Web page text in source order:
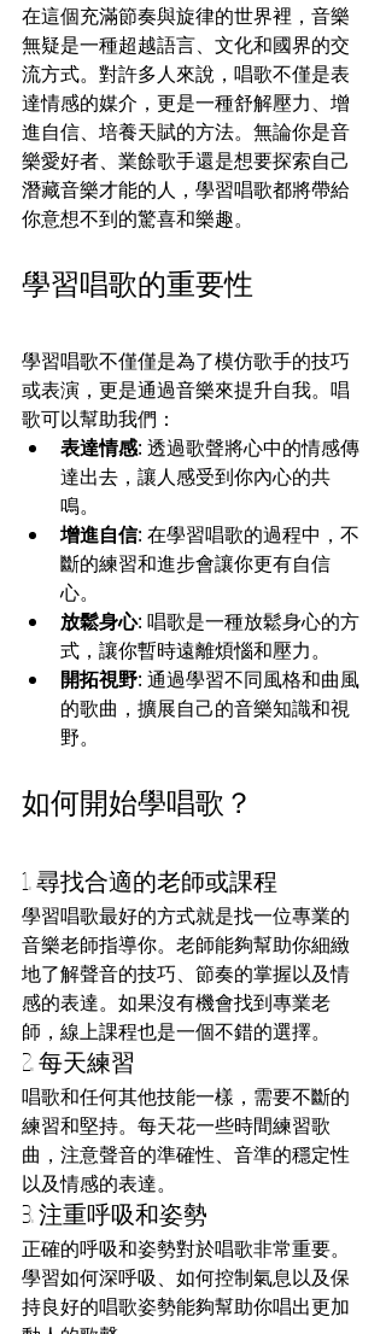
在這個充滿節奏與旋律的世界裡，音樂
無疑是一種超越語言、文化和國界的交
流方式。對許多人來說，唱歌不僅是表
達情感的媒介，更是一種舒解壓力、增
進自信、培養天賦的方法。無論你是音
樂愛好者、業餘歌手還是想要探索自己
潛藏音樂才能的人，學習唱歌都將帶給
你意想不到的驚喜和樂趣。
學習唱歌的重要性
學習唱歌不僅僅是為了模仿歌手的技巧
或表演，更是通過音樂來提升自我。唱
歌可以幫助我們：
表達情感: 透過歌聲將心中的情感傳
達出去，讓人感受到你內心的共
鳴。
增進自信: 在學習唱歌的過程中，不
斷的練習和進步會讓你更有自信
心。
放鬆身心: 唱歌是一種放鬆身心的方
式，讓你暫時遠離煩惱和壓力。
開拓視野: 通過學習不同風格和曲風
的歌曲，擴展自己的音樂知識和視
野。
如何開始學唱歌？
1. 尋找合適的老師或課程
學習唱歌最好的方式就是找一位專業的
音樂老師指導你。老師能夠幫助你細緻
地了解聲音的技巧、節奏的掌握以及情
感的表達。如果沒有機會找到專業老
師，線上課程也是一個不錯的選擇。
2. 每天練習
唱歌和任何其他技能一樣，需要不斷的
練習和堅持。每天花一些時間練習歌
曲，注意聲音的準確性、音準的穩定性
以及情感的表達。
3. 注重呼吸和姿勢
正確的呼吸和姿勢對於唱歌非常重要。
學習如何深呼吸、如何控制氣息以及保
持良好的唱歌姿勢能夠幫助你唱出更加